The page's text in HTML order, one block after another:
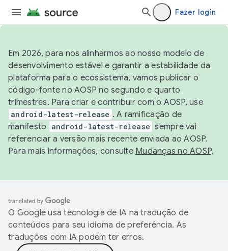
Fazer login
Em 2026, para nos alinharmos ao nosso modelo de
desenvolvimento estável e garantir a estabilidade da
plataforma para o ecossistema, vamos publicar o
código-fonte no AOSP no segundo e quarto
trimestres. Para criar e contribuir com o AOSP, use
android-latest-release . A ramificação de
manifesto
android-latest-release sempre vai
referenciar a versão mais recente enviada ao AOSP.
Para mais informações, consulte Mudanças no AOSP.
O Google usa tecnologia de IA na tradução de
conteúdos para seu idioma de preferência. As
traduções com IA podem ter erros.